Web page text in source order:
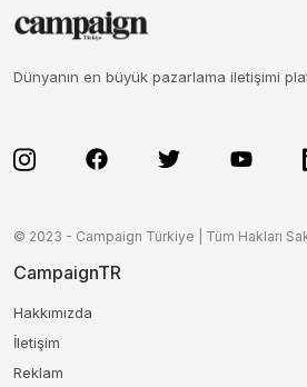
Dünyanın en büyük pazarlama iletişimi
© 2023 - Campaign Türkiye | Tüm Hakları
CampaignTR
Hakkımızda
İletişim
Reklam